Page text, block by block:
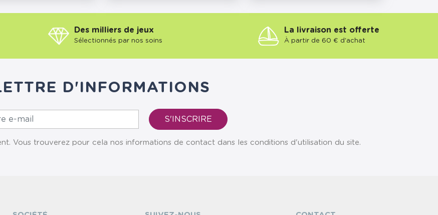
Des milliers de jeux
Sélectionnés par nos soins
La livraison est offerte
À partir de 60 € d'achat
D'INFORMATIONS
Vous trouverez pour cela nos informations de contact dans les conditions d'utilisation du site.